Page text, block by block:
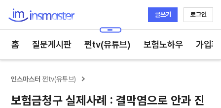
글쓰기 로그인
홈 질문게시판 쩐tv(유튜브) 보험노하우 가입
인스마스터 쩐tv(유튜브)
보험금청구 실제사례 : 결막염으로 안과 진